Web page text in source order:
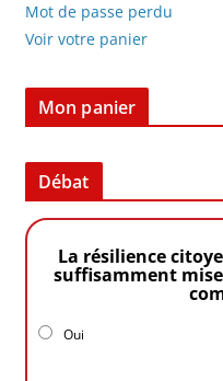
Mot de passe perdu
Voir votre panier
Mon panier
Débat
La résilience
suffisamment
Oui